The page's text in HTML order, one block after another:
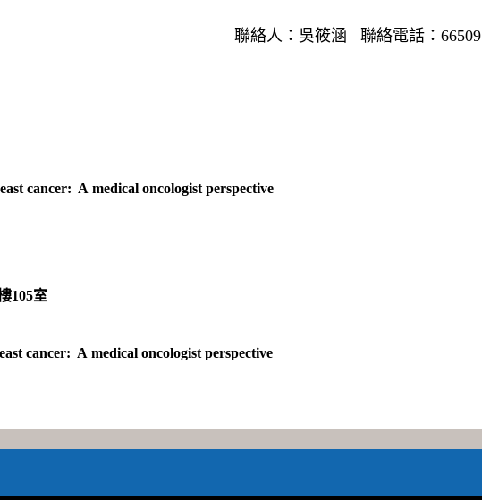
聯絡人：吳筱涵 聯絡電話：66509
cancer: A medical oncologist perspective
105室
cancer: A medical oncologist perspective